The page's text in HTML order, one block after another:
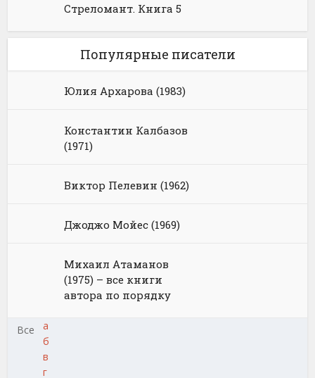
Стреломант. Книга 5
Популярные писатели
Юлия Архарова (1983)
Константин Калбазов
(1971)
Виктор Пелевин (1962)
Джоджо Мойес (1969)
Михаил Атаманов
(1975) – все книги
автора по порядку
Все
а
б
в
г